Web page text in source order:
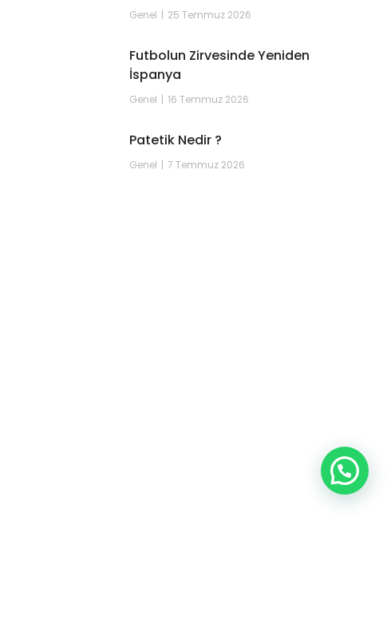
Genel 25 Temmuz 2026
Futbolun Zirvesinde Yeniden
İspanya
Genel 16 Temmuz 2026
Patetik Nedir ?
Genel 7 Temmuz 2026